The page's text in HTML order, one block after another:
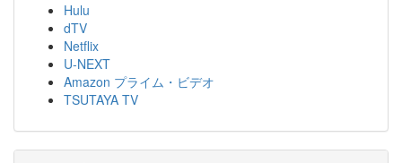
Hulu
dTV
Netflix
U-NEXT
Amazon プライム・ビデオ
TSUTAYA TV